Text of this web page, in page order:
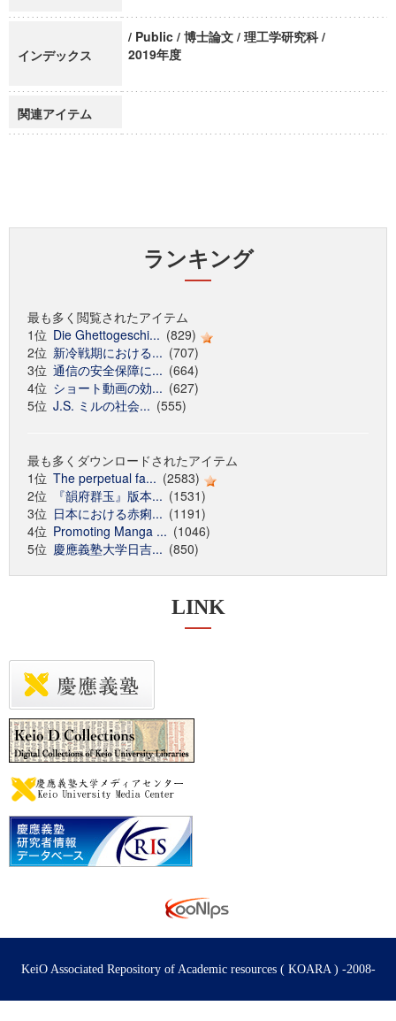
インデックス
/ Public / 博士論文 / 理工学研究科 /
2019年度
関連アイテム
ランキング
最も多く閲覧されたアイテム
1位 Die Ghettogeschi... (829)
2位 新冷戦期における... (707)
3位 通信の安全保障に... (664)
4位 ショート動画の効... (627)
5位 J.S. ミルの社会... (555)
最も多くダウンロードされたアイテム
1位 The perpetual fa... (2583)
2位
『韻府群玉』版本... (1531)
3位 日本における赤痢... (1191)
4位 Promoting Manga ... (1046)
5位 慶應義塾大学日吉... (850)
LINK
KeiO Associated Repository of Academic resources ( KOARA ) -2008-